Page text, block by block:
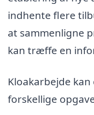
indhente flere
at sammenligne
kan træffe en
Kloakarbejde
forskellige